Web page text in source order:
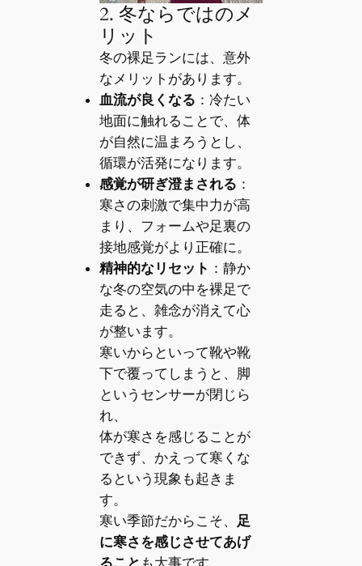
2. 冬ならではのメ
リット
冬の裸足ランには、意外
なメリットがあります。
血流が良くなる ：冷たい
地面に触れることで、体
が自然に温まろうとし、
循環が活発になります。
感覚が研ぎ澄まされる ：
寒さの刺激で集中力が高
まり、フォームや足裏の
接地感覚がより正確に。
精神的なリセット ：静か
な冬の空気の中を裸足で
走ると、雑念が消えて心
が整います。
寒いからといって靴や靴
下で覆ってしまうと、脚
というセンサーが閉じら
れ、
体が寒さを感じることが
できず、かえって寒くな
るという現象も起きま
す。
寒い季節だからこそ、 足
に寒さを感じさせてあげ
ること も大事です。